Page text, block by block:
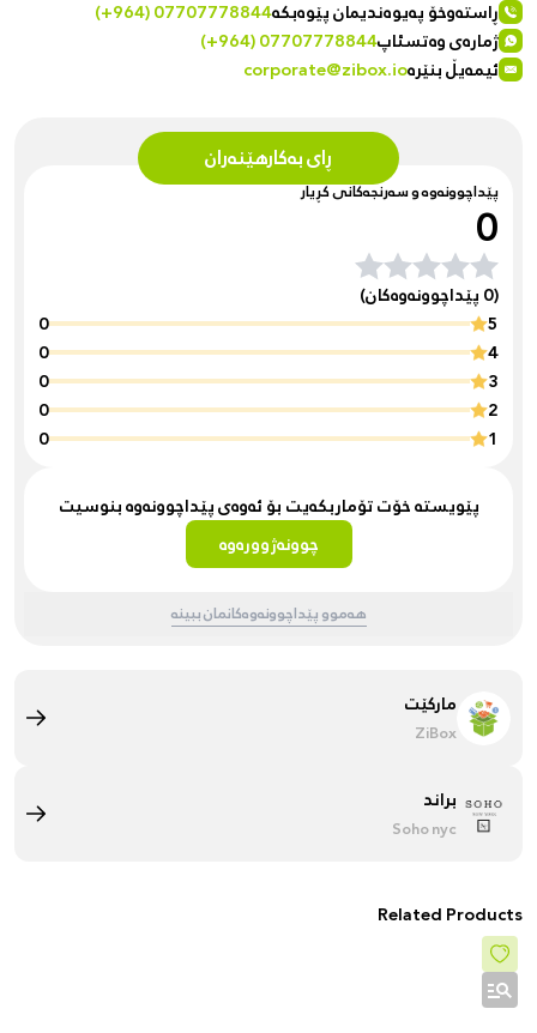
ڕای بەکارهێنەران
پێداچوونەوە و سەرنجەکانی کڕیار
0
(0 پێداچوونەوەکان)
5
0
4
0
3
0
2
0
1
0
پێویستە خۆت تۆماربکەیت بۆ ئەوەی پێداچوونەوە بنوسیت
چوونەژوورەوە
هەموو پێداچوونەوەکانمان ببینە
ڕاستەوخۆ پەیوەندیمان پێوەبکە(+964) 07707778844
ژمارەی وەتسئاپ(+964) 07707778844
ئیمەیڵ بنێرەcorporate@zibox.io
مارکێت
ZiBox
براند
Soho nyc
Related Products